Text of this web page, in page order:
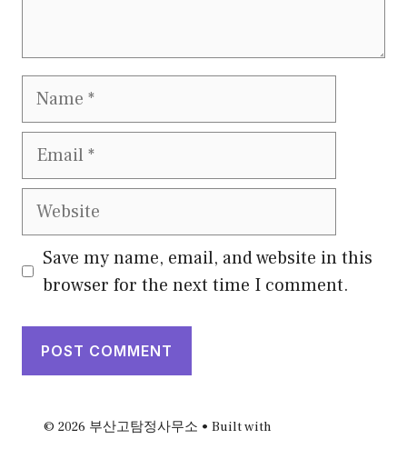
Name
Email
Website
Save my name, email, and website in this
browser for the next time I comment.
© 2026 부산고탐정사무소 • Built with